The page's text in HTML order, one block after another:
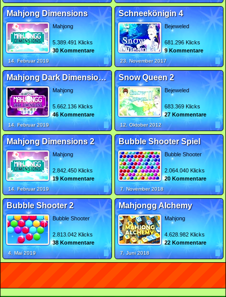
Mahjong Dimensions
Mahjong
5.389.491 Klicks
30 Kommentare
14. Februar 2019
Schneekönigin 4
Bejeweled
681.296 Klicks
9 Kommentare
23. November 2017
Mahjong Dark Dimensions Triple Time
Mahjong
5.662.136 Klicks
46 Kommentare
14. Februar 2019
Snow Queen 2
Bejeweled
683.369 Klicks
27 Kommentare
12. Oktober 2012
Mahjong Dimensions 2
Mahjong
2.842.450 Klicks
19 Kommentare
14. Februar 2019
Bubble Shooter Spiel
Bubble Shooter
2.064.040 Klicks
20 Kommentare
7. November 2018
Bubble Shooter 2
Bubble Shooter
2.813.042 Klicks
38 Kommentare
4. Mai 2019
Mahjongg Alchemy
Mahjong
4.628.982 Klicks
22 Kommentare
7. Juni 2018